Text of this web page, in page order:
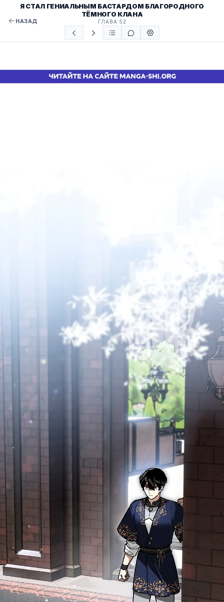
НАЗАД
Я СТАЛ ГЕНИАЛЬНЫМ БАСТАРДОМ БЛАГОРОДНОГО
ТЁМНОГО КЛАНА
ГЛАВА 52